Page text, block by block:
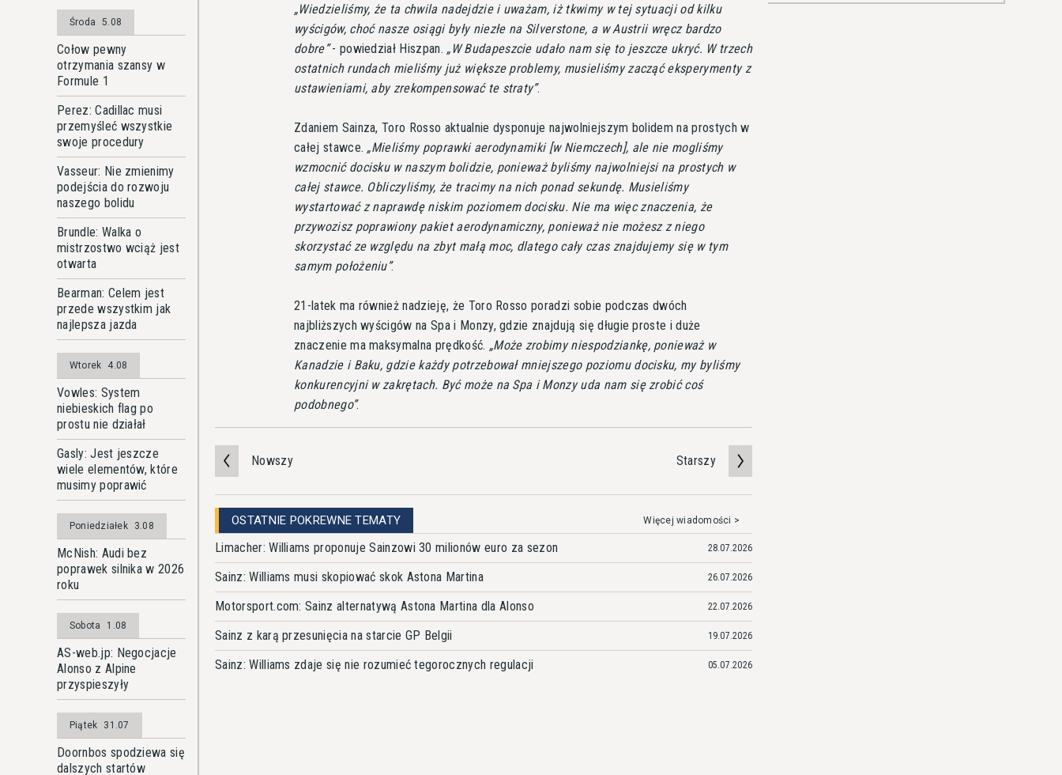
Środa 5.08
Cołow pewny
otrzymania szansy w
Formule 1
Perez: Cadillac musi
przemyśleć wszystkie
swoje procedury
Vasseur: Nie zmienimy
podejścia do rozwoju
naszego bolidu
Brundle: Walka o
mistrzostwo wciąż jest
otwarta
Bearman: Celem jest
przede wszystkim jak
najlepsza jazda
Wtorek 4.08
Vowles: System
niebieskich flag po
prostu nie działał
Gasly: Jest jeszcze
wiele elementów, które
musimy poprawić
Poniedziałek 3.08
McNish: Audi bez
poprawek silnika w 2026
roku
Sobota 1.08
AS-web.jp: Negocjacje
Alonso z Alpine
przyspieszyły
Piątek 31.07
Doornbos spodziewa się
dalszych startów
Wiedzieliśmy, że ta chwila nadejdzie i uważam, iż tkwimy w tej sytuacji od kilku
wyścigów, choć nasze osiągi były niezłe na Silverstone, a w Austrii wręcz bardzo
dobre - powiedział Hiszpan.
W Budapeszcie udało nam się to jeszcze ukryć. W trzech
ostatnich rundach mieliśmy już większe problemy, musieliśmy zacząć eksperymenty z
ustawieniami, aby zrekompensować te straty .
Zdaniem Sainza, Toro Rosso aktualnie dysponuje najwolniejszym bolidem na prostych w
całej stawce.
Mieliśmy poprawki aerodynamiki [w Niemczech], ale nie mogliśmy
wzmocnić docisku w naszym bolidzie, ponieważ byliśmy najwolniejsi na prostych w
całej stawce. Obliczyliśmy, że tracimy na nich ponad sekundę. Musieliśmy
wystartować z naprawdę niskim poziomem docisku. Nie ma więc znaczenia, że
przywozisz poprawiony pakiet aerodynamiczny, ponieważ nie możesz z niego
skorzystać ze względu na zbyt małą moc, dlatego cały czas znajdujemy się w tym
samym położeniu .
21-latek ma również nadzieję, że Toro Rosso poradzi sobie podczas dwóch
najbliższych wyścigów na Spa i Monzy, gdzie znajdują się długie proste i duże
znaczenie ma maksymalna prędkość.
Może zrobimy niespodziankę, ponieważ w
Kanadzie i Baku, gdzie każdy potrzebował mniejszego poziomu docisku, my byliśmy
konkurencyjni w zakrętach. Być może na Spa i Monzy uda nam się zrobić coś
podobnego .
Nowszy Starszy
OSTATNIE POKREWNE TEMATY Więcej wiadomości >
Limacher: Williams proponuje Sainzowi 30 milionów euro za sezon 28.07.2026
Sainz: Williams musi skopiować skok Astona Martina 26.07.2026
Motorsport.com: Sainz alternatywą Astona Martina dla Alonso 22.07.2026
Sainz z karą przesunięcia na starcie GP Belgii 19.07.2026
Sainz: Williams zdaje się nie rozumieć tegorocznych regulacji 05.07.2026